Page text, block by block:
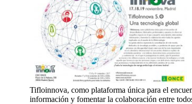
Tifloinnova, como plataforma única para el
información y fomentar la colaboración entre